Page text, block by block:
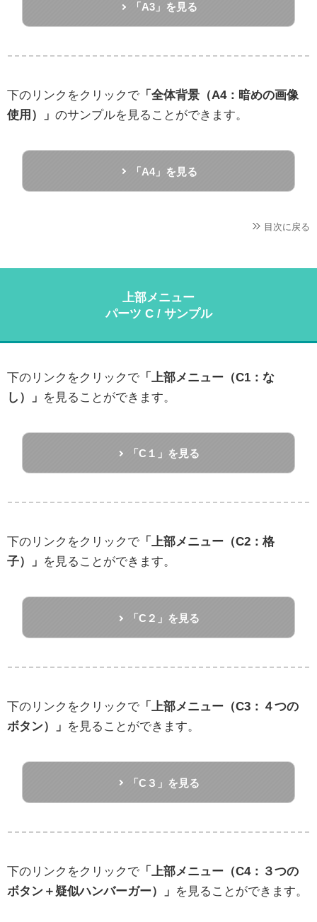
「A3」を見る
下のリンクをクリックで 「全体背景（A4：暗めの画像
使用）」 のサンプルを見ることができます。
「A4」を見る
目次に戻る
上部メニュー
パーツ C / サンプル
下のリンクをクリックで 「上部メニュー（C1：な
し）」 を見ることができます。
「C１」を見る
下のリンクをクリックで 「上部メニュー（C2：格
子）」 を見ることができます。
「C２」を見る
下のリンクをクリックで 「上部メニュー（C3：４つの
ボタン）」 を見ることができます。
「C３」を見る
下のリンクをクリックで 「上部メニュー（C4：３つの
ボタン＋疑似ハンバーガー）」 を見ることができます。